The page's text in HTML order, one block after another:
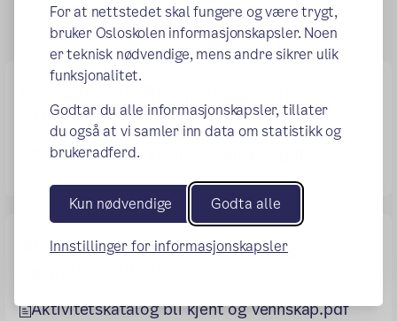
For at nettstedet skal fungere og være trygt,
bruker Osloskolen informasjonskapsler. Noen
er teknisk nødvendige, mens andre sikrer ulik
funksjonalitet.
Godtar du alle informasjonskapsler, tillater
du også at vi samler inn data om statistikk og
brukeradferd.
Kun nødvendige Godta alle
Innstillinger for informasjonskapsler
Periodeplan Bli kjent og vennskap
2026
Periodeplan Bli kjent & Vennskap.pdf
Aktivitetskatalog Bli kjent og
Aktivitetskatalog bli kjent og vennskap.pdf